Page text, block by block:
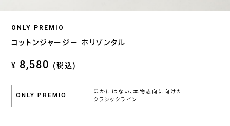
ONLY PREMIO
コットンジャージー ホリゾンタル
¥ 8,580 (税込)
ONLY PREMIO
ほかにはない、本物志向に向けた
クラシックライン